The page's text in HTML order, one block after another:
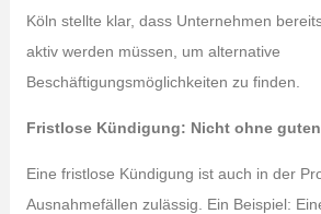
Köln stellte klar, dass Unternehmen
aktiv werden müssen, um alternative
Beschäftigungsmöglichkeiten zu finden.
Fristlose Kündigung: Nicht ohne
Eine fristlose Kündigung ist auch in der
Ausnahmefällen zulässig. Ein Beispiel: